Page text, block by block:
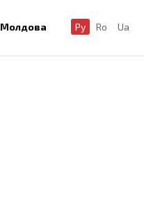
Молдова Ру Ro Ua